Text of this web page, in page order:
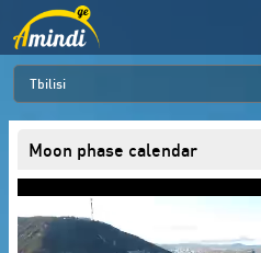
Moon phase calendar